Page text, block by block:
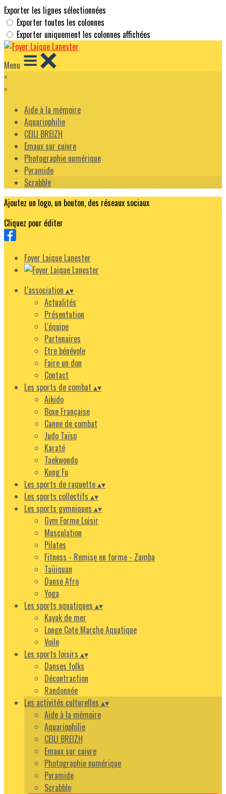
Exporter les lignes sélectionnées
Exporter toutes les colonnes
Exporter uniquement les colonnes affichées
Menu
<
>
Aide à la mémoire
Aquariophilie
CEILI BREIZH
Emaux sur cuivre
Photographie numérique
Pyramide
Scrabble
Ajoutez un logo, un bouton, des réseaux sociaux
Cliquez pour éditer
Foyer Laique Lanester
L'association ▴▾
Actualités
Présentation
L'équipe
Partenaires
Etre bénévole
Faire un don
Contact
Les sports de combat ▴▾
Aikido
Boxe Française
Canne de combat
Judo Taïso
Karaté
Taekwondo
Kung Fu
Les sports de raquette▴▾
Les sports collectifs ▴▾
Les sports gymniques ▴▾
Gym Forme Loisir
Musculation
Pilates
Fitness - Remise en forme - Zumba
Taïjiquan
Danse Afro
Yoga
Les sports aquatiques ▴▾
Kayak de mer
Longe Cote Marche Aquatique
Voile
Les sports loisirs ▴▾
Danses folks
Décontraction
Randonnée
Les activités culturelles ▴▾
Aide à la mémoire
Aquariophilie
CEILI BREIZH
Emaux sur cuivre
Photographie numérique
Pyramide
Scrabble